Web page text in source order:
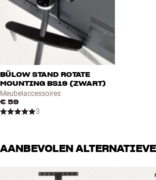
BÜLOW STAND ROTATE
MOUNTING BS19 (ZWART)
Meubelaccessoires
€ 59
3
AANBEVOLEN